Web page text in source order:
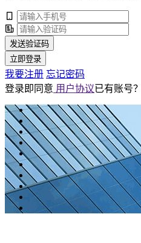
发送验证码
立即登录
我要注册 忘记密码
登录即同意 用户协议已有账号？